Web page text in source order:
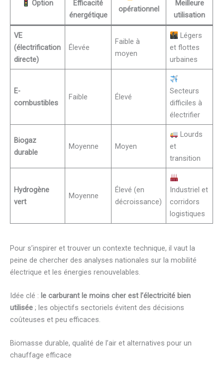
Option
Efficacité
énergétique
opérationnel
Meilleure
utilisation
VE
(électrification
directe)
Élevée
Faible à
moyen
Légers
et flottes
urbaines
E-
combustibles
Faible Élevé
Secteurs
difficiles à
électrifier
Biogaz
durable
Moyenne Moyen
Lourds
et
transition
Hydrogène
vert
Moyenne
Élevé (en
décroissance)
Industriel et
corridors
logistiques
Pour s’inspirer et trouver un contexte technique, il vaut la
peine de chercher des analyses nationales sur la mobilité
électrique et les énergies renouvelables.
Idée clé : le carburant le moins cher est l’électricité bien
utilisée ; les objectifs sectoriels évitent des décisions
coûteuses et peu efficaces.
Biomasse durable, qualité de l’air et alternatives pour un
chauffage efficace